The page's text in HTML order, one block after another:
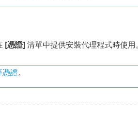
[憑證]清單中提供安裝代理程式時使用
證。